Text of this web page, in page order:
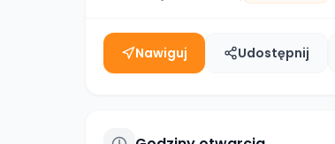
Nawiguj Udostępnij